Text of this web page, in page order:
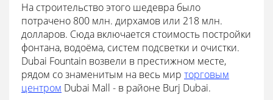
На строительство этого шедевра было
потрачено 800 млн. дирхамов или 218 млн.
долларов. Сюда включается стоимость постройки
фонтана, водоёма, систем подсветки и очистки.
Dubai Fountain возвели в престижном месте,
рядом со знаменитым на весь мир торговым
центром Dubai Mall - в районе Burj Dubai.